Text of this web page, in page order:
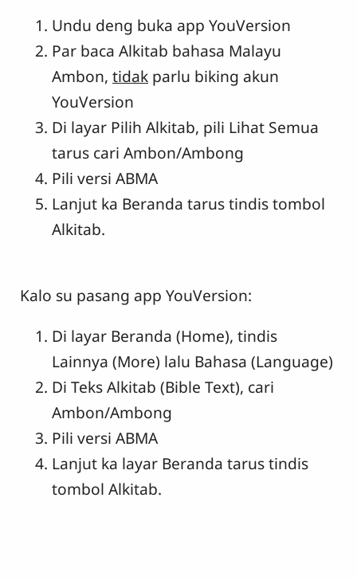
Undu deng buka app YouVersion
Par baca Alkitab bahasa Malayu
Ambon, tidak parlu biking akun
YouVersion
Di layar Pilih Alkitab, pili Lihat Semua
tarus cari Ambon/Ambong
Pili versi ABMA
Lanjut ka Beranda tarus tindis tombol
Alkitab.
Kalo su pasang app YouVersion:
Di layar Beranda (Home), tindis
Lainnya (More) lalu Bahasa (Language)
Di Teks Alkitab (Bible Text), cari
Ambon/Ambong
Pili versi ABMA
Lanjut ka layar Beranda tarus tindis
tombol Alkitab.